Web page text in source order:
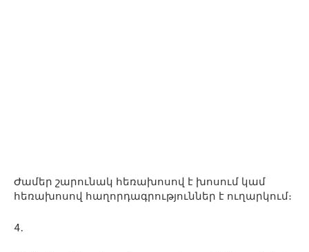
Ժամեր շարունակ հեռախոսով է խոսում կամ
հեռախոսով հաղորդագրություններ է ուղարկում։
4․